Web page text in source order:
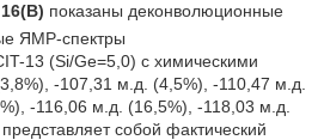
показаны деконволюционные
ЯМР-спектры
13 (Si/Ge=5,0) с химическими
-107,31 м.д. (4,5%), -110,47 м.д.
-116,06 м.д. (16,5%), -118,03 м.д.
собой фактический